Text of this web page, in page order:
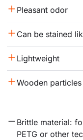
Pleasant odor
Can be stained
Lightweight
Wooden
Brittle material:
PETG or other